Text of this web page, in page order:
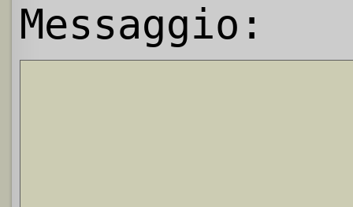
Messaggio: